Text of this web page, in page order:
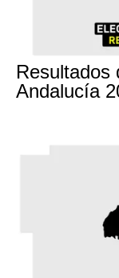
Resultados
Andalucía